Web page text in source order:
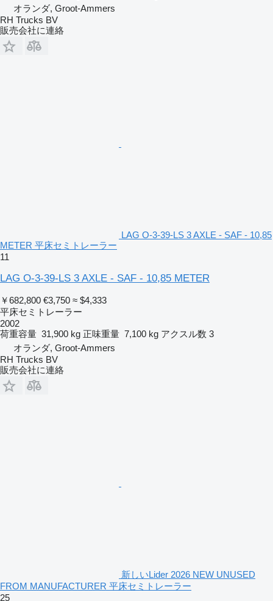
オランダ, Groot-Ammers
RH Trucks BV
販売会社に連絡
LAG O-3-39-LS 3 AXLE - SAF - 10,85
METER 平床セミトレーラー
11
LAG O-3-39-LS 3 AXLE - SAF - 10,85 METER
￥682,800 €3,750 ≈ $4,333
平床セミトレーラー
2002
荷重容量 31,900 kg 正味重量 7,100 kg アクスル数 3
オランダ, Groot-Ammers
RH Trucks BV
販売会社に連絡
新しいLider 2026 NEW UNUSED
FROM MANUFACTURER 平床セミトレーラー
25